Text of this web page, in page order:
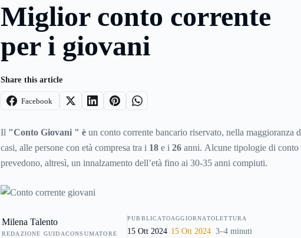
Miglior conto corrente
per i giovani
Share this article
Facebook
Il "Conto Giovani " è un conto corrente bancario riservato, nella maggioranza
casi, alle persone con età compresa tra i 18e i 26 anni. Alcune tipologie di conto
prevedono, altresì, un innalzamento dell’età fino ai 30-35 anni compiuti.
Milena Talento
REDAZIONE GUIDACONSUMATORE
PUBBLICATO
15 Ott 2024
AGGIORNATO
15 Ott 2024
LETTURA
3–4 minuti